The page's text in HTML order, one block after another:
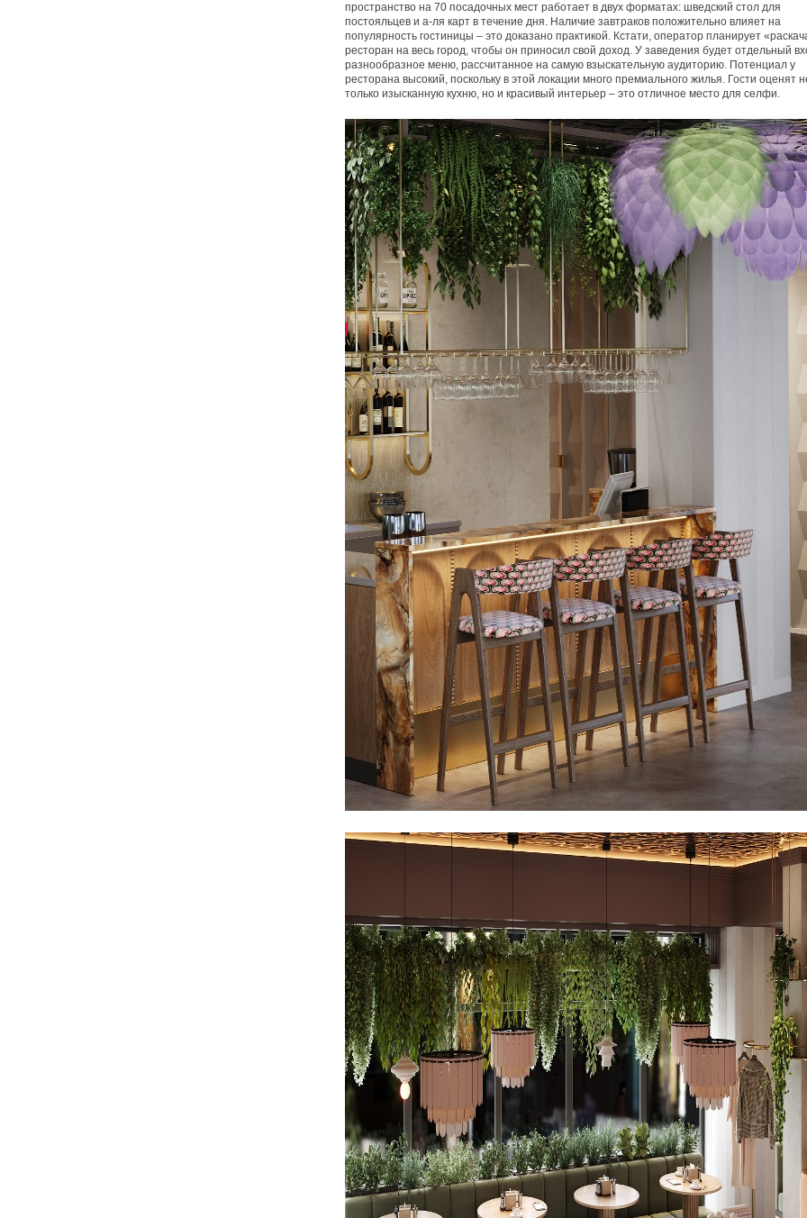
пространство на 70 посадочных мест работает в двух форматах: шведский стол для
постояльцев и а-ля карт в течение дня. Наличие завтраков положительно влияет на
популярность гостиницы – это доказано практикой. Кстати, оператор планирует
ресторан на весь город, чтобы он приносил свой доход. У заведения будет отдельный
разнообразное меню, рассчитанное на самую взыскательную аудиторию. Потенциал у
ресторана высокий, поскольку в этой локации много премиального жилья. Гости оценят
только изысканную кухню, но и красивый интерьер – это отличное место для селфи.